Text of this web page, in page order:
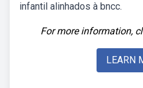
infantil alinhados à bncc.
For more information,
LEARN